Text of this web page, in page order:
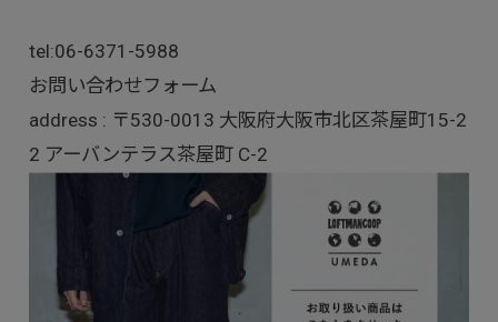
tel:06-6371-5988
お問い合わせフォーム
address : 〒530-0013 大阪府大阪市北区茶屋町15-2
2 アーバンテラス茶屋町 C-2